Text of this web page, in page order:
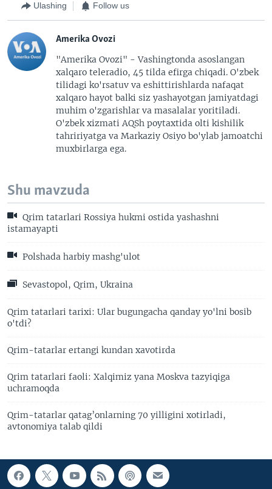
Ulashing Follow us
Amerika Ovozi
"Amerika Ovozi" - Vashingtonda asoslangan
xalqaro teleradio, 45 tilda efirga chiqadi. O'zbek
tilidagi ko'rsatuv va eshittirishlarda nafaqat
xalqaro hayot balki siz yashayotgan jamiyatdagi
muhim o'zgarishlar va masalalar yoritiladi.
O'zbek xizmati AQSh poytaxtida olti kishilik
tahririyatga va Markaziy Osiyo bo'ylab jamoatchi
muxbirlarga ega.
Shu mavzuda
Qrim tatarlari Rossiya hukmi ostida yashashni
istamayapti
Polshada harbiy mashg'ulot
Sevastopol, Qrim, Ukraina
Qrim tatarlari tarixi: Ular bugungacha qanday yo'lni bosib
o'tdi?
Qrim-tatarlar ertangi kundan xavotirda
Qrim tatarlari faoli: Xalqimiz yana Moskva tazyiqiga
uchramoqda
Qrim-tatarlar qatag’onlarning 70 yilligini xotirladi,
avtonomiya talab qildi